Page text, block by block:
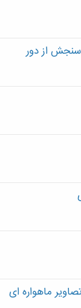
سنجش از دور
ماهواره ای